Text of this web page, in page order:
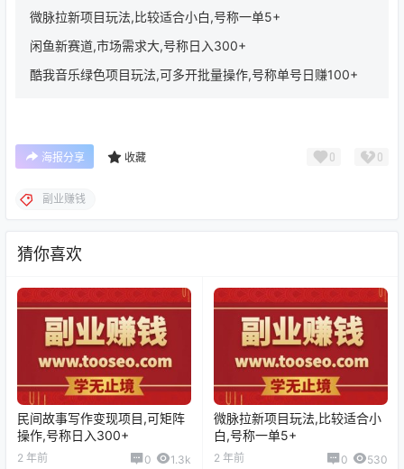
微脉拉新项目玩法,比较适合小白,号称一单5+
闲鱼新赛道,市场需求大,号称日入300+
酷我音乐绿色项目玩法,可多开批量操作,号称单号日赚100+
海报分享 收藏 0 0
副业赚钱
猜你喜欢
民间故事写作变现项目,可矩阵
操作,号称日入300+
2 年前 0 1.3k
微脉拉新项目玩法,比较适合小
白,号称一单5+
2 年前 0 530